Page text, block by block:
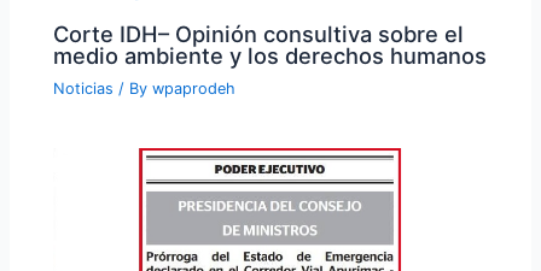
Corte IDH– Opinión consultiva sobre el
medio ambiente y los derechos humanos
Noticias / Bywpaprodeh